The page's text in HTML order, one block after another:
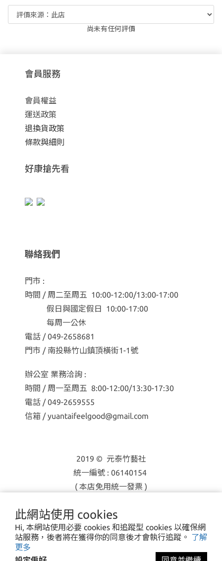
此網站使用 cookies
Hi, 本網站使用必要 cookies 和追蹤型 cookies 以確保網
站服務，後者將在獲得你的同意後才會執行追蹤。 了解
更多
尚未有任何評價
會員服務
會員權益
運送政策
退換貨政策
條款與細則
好康搶先看
聯絡我們
門市 :
時間 / 周二至周五 10:00-12:00/13:00-17:00
假日與國定假日 10:00-17:00
每周一公休
電話 / 049-2658681
門市 / 南投縣竹山鎮頂橫街1-1號
辦公室 業務洽詢 :
時間 / 周一至周五 8:00-12:00/13:30-17:30
電話 / 049-2659555
信箱 / yuantaifeelgood@gmail.com
2019 © 元泰竹藝社
統一編號 : 06140154
( 本店免用統一發票 )